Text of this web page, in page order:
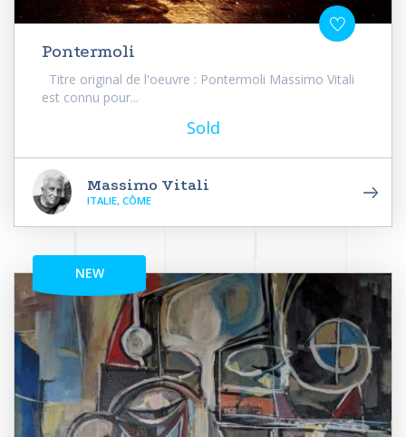
Pontermoli
Titre original de l'oeuvre : Pontermoli Massimo Vitali
est connu pour...
Sold
Massimo Vitali
ITALIE, CÔME
NEW